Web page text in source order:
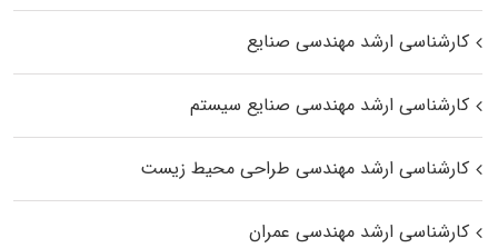
کارشناسی ارشد مهندسی صنایع
کارشناسی ارشد مهندسی صنایع سیستم
کارشناسی ارشد مهندسی طراحی محیط زیست
کارشناسی ارشد مهندسی عمران